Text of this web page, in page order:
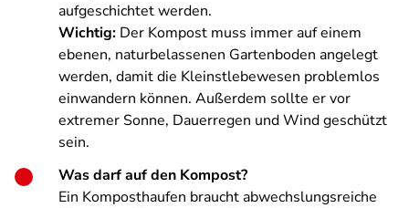
aufgeschichtet werden.
Wichtig: Der Kompost muss immer auf einem
ebenen, naturbelassenen Gartenboden angelegt
werden, damit die Kleinstlebewesen problemlos
einwandern können. Außerdem sollte er vor
extremer Sonne, Dauerregen und Wind geschützt
sein.
Was darf auf den Kompost?
Ein Komposthaufen braucht abwechslungsreiche